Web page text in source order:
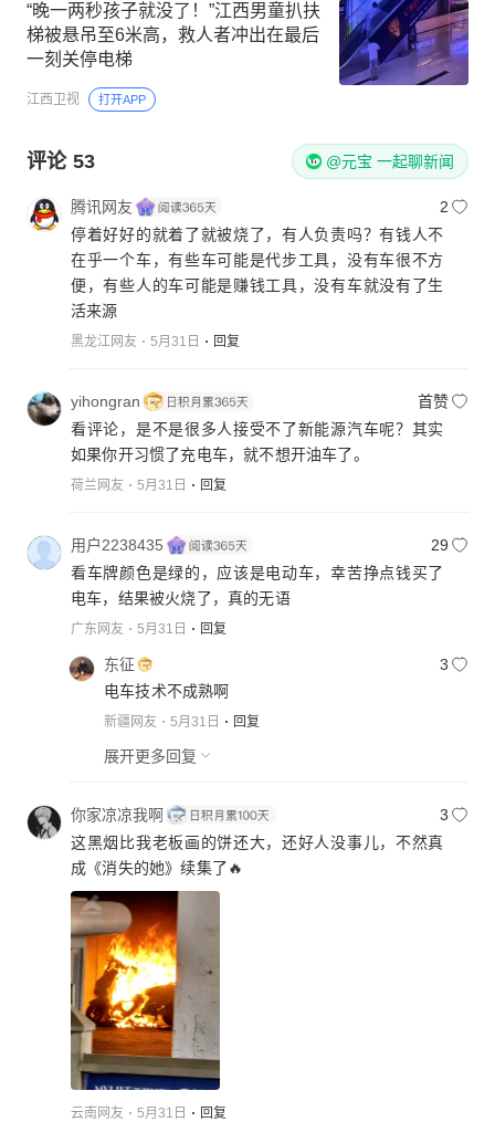
“晚一两秒孩子就没了！”江西男童扒扶
梯被悬吊至6米高，救人者冲出在最后
一刻关停电梯
江西卫视 打开APP
评论 53 @元宝 一起聊新闻
腾讯网友
2
停着好好的就着了就被烧了，有人负责吗？有钱人不
在乎一个车，有些车可能是代步工具，没有车很不方
便，有些人的车可能是赚钱工具，没有车就没有了生
活来源
黑龙江网友 5月31日 回复
yihongran
首赞
看评论，是不是很多人接受不了新能源汽车呢？其实
如果你开习惯了充电车，就不想开油车了。
荷兰网友 5月31日 回复
用户2238435
29
看车牌颜色是绿的，应该是电动车，幸苦挣点钱买了
电车，结果被火烧了，真的无语
广东网友 5月31日 回复
东征
3
电车技术不成熟啊
新疆网友 5月31日 回复
展开更多回复
你家凉凉我啊
3
这黑烟比我老板画的饼还大，还好人没事儿，不然真
成《消失的她》续集了🔥
云南网友 5月31日 回复